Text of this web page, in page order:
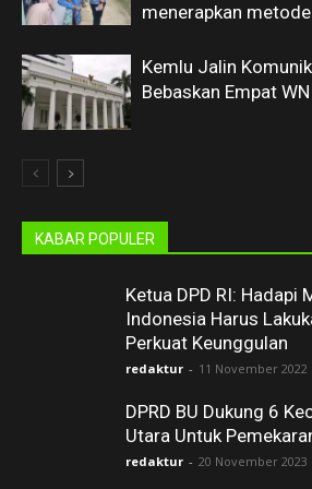
menerapkan
Kemlu Jalin
Bebaskan Empat
KABAR POPULER
Ketua DPD RI: Hadapi
Indonesia Harus
Perkuat Keunggulan
redaktur - 11 November 2022
DPRD BU Dukung 6
Utara Untuk
redaktur - 20 November 2023